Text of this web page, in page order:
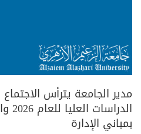
مدير الجامعة يترأس
بمباني الإدارة